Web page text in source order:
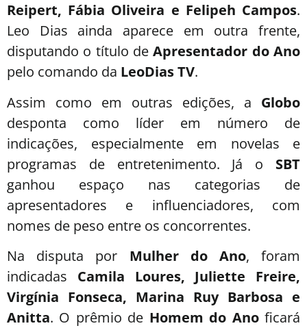
Reipert, Fábia Oliveira e Felipeh Campos.
Leo Dias ainda aparece em outra frente,
disputando o título deApresentador do Ano
pelo comando da LeoDias TV.
Assim como em outras edições, a Globo
desponta como líder em número de
indicações, especialmente em novelas e
programas de entretenimento. Já o SBT
ganhou espaço nas categorias de
apresentadores e influenciadores, com
nomes de peso entre os concorrentes.
Na disputa por Mulher do Ano, foram
indicadas Camila Loures, Juliette Freire,
Virgínia Fonseca, Marina Ruy Barbosa e
Anitta. O prêmio de Homem do Anoficará